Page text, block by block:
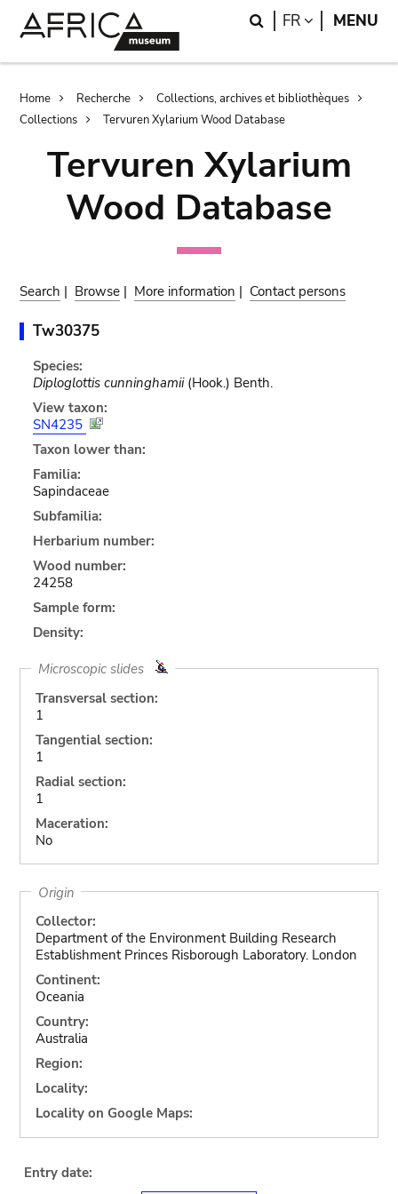
Search
FR LANGUAGE
MENU
Breadcrumb
Home Recherche
Collections, archives et bibliothèques
Collections
Tervuren Xylarium Wood Database
Tervuren Xylarium
Wood Database
Search | Browse | More information | Contact persons
Tw30375
Species:
Diploglottis cunninghamii(Hook.) Benth.
View taxon:
SN4235
Taxon lower than:
Familia:
Sapindaceae
Subfamilia:
Herbarium number:
Wood number:
24258
Sample form:
Density:
Microscopic slides
Transversal section:
1
Tangential section:
1
Radial section:
1
Maceration:
No
Origin
Collector:
Department of the Environment Building Research
Establishment Princes Risborough Laboratory. London
Continent:
Oceania
Country:
Australia
Region:
Locality:
Locality on Google Maps:
Entry date: